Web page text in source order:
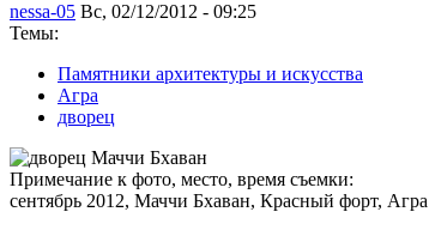
nessa-05 Вс, 02/12/2012 - 09:25
Темы:
Памятники архитектуры и искусства
Агра
дворец
Примечание к фото, место, время съемки:
сентябрь 2012, Маччи Бхаван, Красный форт, Агра